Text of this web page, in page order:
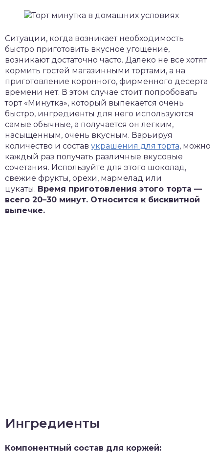
Ситуации, когда возникает необходимость
быстро приготовить вкусное угощение,
возникают достаточно часто. Далеко не все хотят
кормить гостей магазинными тортами, а на
приготовление коронного, фирменного десерта
времени нет. В этом случае стоит попробовать
торт «Минутка», который выпекается очень
быстро, ингредиенты для него используются
самые обычные, а получается он легким,
насыщенным, очень вкусным. Варьируя
количество и состав украшения для торта, можно
каждый раз получать различные вкусовые
сочетания. Используйте для этого шоколад,
свежие фрукты, орехи, мармелад или
цукаты. Время приготовления этого торта —
всего 20–30 минут. Относится к бисквитной
выпечке.
Ингредиенты
Компонентный состав для коржей: